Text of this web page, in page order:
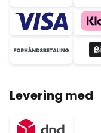
Levering med